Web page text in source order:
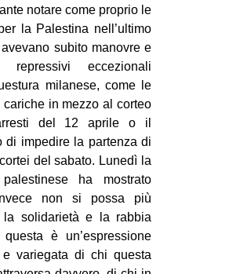
EVENTI
in
Fb
tw
bsky
SEARCH
notare come proprio le
la Palestina nell’ultimo
subito manovre e
repressivi eccezionali
milanese, come le
cariche in mezzo al corteo
del 12 aprile o il
di impedire la partenza di
del sabato. Lunedì la
ha mostrato
non si possa più
la solidarietà e la rabbia
questa è un’espressione
e variegata di chi questa